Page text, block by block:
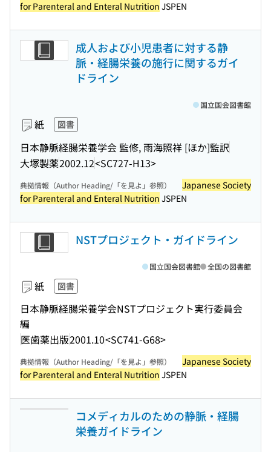
for Parenteral and Enteral Nutrition JSPEN
成人および小児患者に対する静
脈・経腸栄養の施行に関するガイ
ドライン
紙 図書
日本静脈経腸栄養学会 監修, 雨海照祥 [ほか]監訳
大塚製薬2002.12<SC727-H13>
国立国会図書館
典拠情報（Author Heading/「を見よ」参照）
Japanese Society
for Parenteral and Enteral Nutrition JSPEN
NSTプロジェクト・ガイドライン
紙 図書
日本静脈経腸栄養学会NSTプロジェクト実行委員会
編
医歯薬出版2001.10<SC741-G68>
国立国会図書館 全国の図書館
典拠情報（Author Heading/「を見よ」参照）
Japanese Society
for Parenteral and Enteral Nutrition JSPEN
コメディカルのための静脈・経腸
栄養ガイドライン